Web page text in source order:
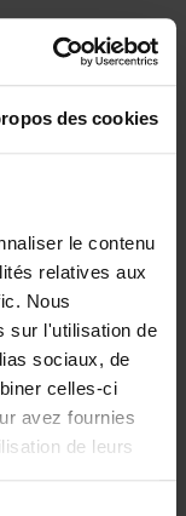
des cookies
le contenu
relatives aux
Nous
sur l'utilisation de
sociaux, de
celles-ci
avez fournies
de leurs
= Building
Feyter
Carolien Boom
200